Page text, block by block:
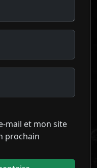
mail et mon site
prochain